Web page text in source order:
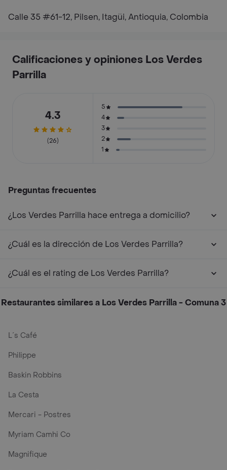
Calle 35 #61-12, Pilsen, Itagüi, Antioquia, Colombia
Calificaciones y opiniones Los Verdes
Parrilla
4.3
(26)
5
4
3
2
1
Preguntas frecuentes
¿Los Verdes Parrilla hace entrega a domicilio?
¿Cuál es la dirección de Los Verdes Parrilla?
¿Cuál es el rating de Los Verdes Parrilla?
Restaurantes similares a Los Verdes Parrilla - Comuna 3
L´s Café
Philippe
Baskin Robbins
La Cesta
Mercari - Postres
Myriam Camhi Co
Magnifique